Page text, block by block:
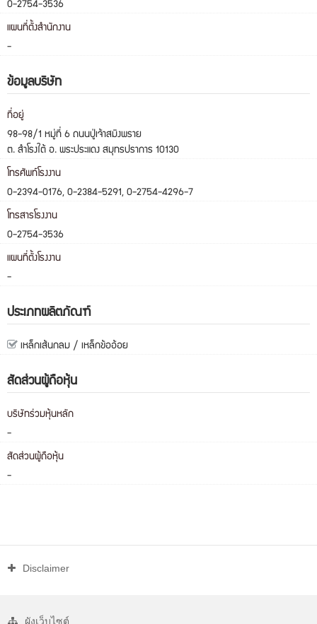
0-2754-3536
แผนที่ตั้งสำนักงาน
-
ข้อมูลบริษัท
ที่อยู่
98-98/1 หมู่ที่ 6 ถนนปู่เจ้าสมิงพราย
ต. สำโรงใต้ อ. พระประแดง สมุทรปราการ 10130
โทรศัพท์โรงงาน
0-2394-0176, 0-2384-5291, 0-2754-4296-7
โทรสารโรงงาน
0-2754-3536
แผนที่ตั้งโรงงาน
-
ประเภทผลิตภัณฑ์
เหล็กเส้นกลม / เหล็กข้ออ้อย
สัดส่วนผู้ถือหุ้น
บริษัทร่วมหุ้นหลัก
-
สัดส่วนผู้ถือหุ้น
-
Disclaimer
ผังเว็บไซต์